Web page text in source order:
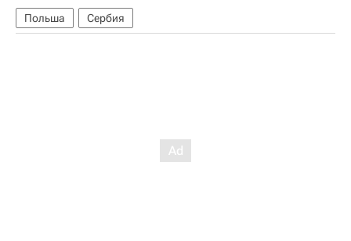
Польша Сербия